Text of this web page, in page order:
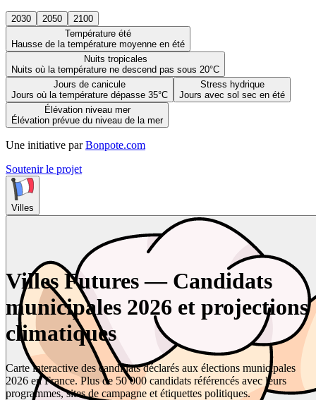
2030 2050
2100
Température été
Hausse de la température moyenne en été
Nuits tropicales
Nuits où la température ne descend pas sous 20°C
Jours de canicule
Jours où la température dépasse 35°C
Stress hydrique
Jours avec sol sec en été
Élévation niveau mer
Élévation prévue du niveau de la mer
Une initiative par Bonpote.com
Soutenir le projet
Villes
Villes Futures — Candidats
municipales 2026 et projections
climatiques
Carte interactive des candidats déclarés aux élections municipales
2026 en France. Plus de 50 000 candidats référencés avec leurs
programmes, sites de campagne et étiquettes politiques.